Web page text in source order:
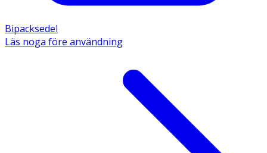
Bipacksedel
Läs noga före användning